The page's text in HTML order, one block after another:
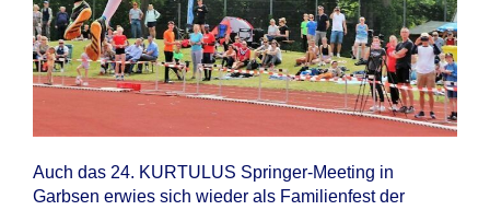
Auch das 24. KURTULUS Springer-Meeting in
Garbsen erwies sich wieder als Familienfest der